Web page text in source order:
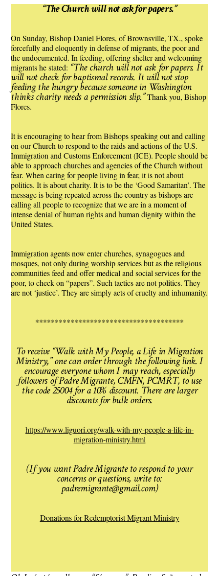
“The Church will not ask for papers.”
On Sunday, Bishop Daniel Flores, of Brownsville, TX., spoke
forcefully and eloquently in defense of migrants, the poor and
the undocumented. In feeding, offering shelter and welcoming
migrants he stated: “The church will not ask for papers. It
will not check for baptismal records. It will not stop
feeding the hungry because someone in Washington
thinks charity needs a permission slip.”Thank you, Bishop
Flores.
It is encouraging to hear from Bishops speaking out and calling
on our Church to respond to the raids and actions of the U.S.
Immigration and Customs Enforcement (ICE). People should be
able to approach churches and agencies of the Church without
fear. When caring for people living in fear, it is not about
politics. It is about charity. It is to be the ‘Good Samaritan’. The
message is being repeated across the country as bishops are
calling all people to recognize that we are in a moment of
intense denial of human rights and human dignity within the
United States.
Immigration agents now enter churches, synagogues and
mosques, not only during worship services but as the religious
communities feed and offer medical and social services for the
poor, to check on “papers”. Such tactics are not politics. They
are not ‘justice’. They are simply acts of cruelty and inhumanity.
**************************************
To receive “Walk with My People, a Life in Migration
Ministry,” one can order through the following link. I
encourage everyone whom I may reach, especially
followers of Padre Migrante, CMFN, PCMRT, to use
the code 25004 for a 10% discount. There are larger
discounts for bulk orders.
https://www.liguori.org/walk-with-my-people-a-life-in-
migration-ministry.html
(If you want Padre Migrante to respond to your
concerns or questions, write to:
padremigrante@gmail.com)
Donations for Redemptorist Migrant Ministry